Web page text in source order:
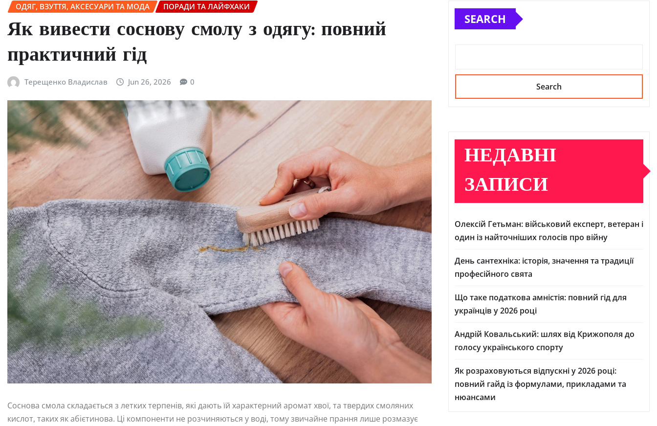
ОДЯГ, ВЗУТТЯ, АКСЕСУАРИ ТА МОДА ПОРАДИ ТА ЛАЙФХАКИ
Як вивести соснову смолу з одягу: повний
практичний гід
Терещенко Владислав Jun 26, 2026 0
Сосновa смола складається з летких терпенів, які дають їй характерний аромат хвої, та твердих смоляних
кислот, таких як абієтинова. Ці компоненти не розчиняються у воді, тому звичайне прання лише розмазує
SEARCH
Search
НЕДАВНІ
ЗАПИСИ
Олексій Гетьман: військовий експерт, ветеран і
один із найточніших голосів про війну
День сантехніка: історія, значення та традиції
професійного свята
Що таке податкова амністія: повний гід для
українців у 2026 році
Андрій Ковальський: шлях від Крижополя до
голосу українського спорту
Як розраховуються відпускні у 2026 році:
повний гайд із формулами, прикладами та
нюансами